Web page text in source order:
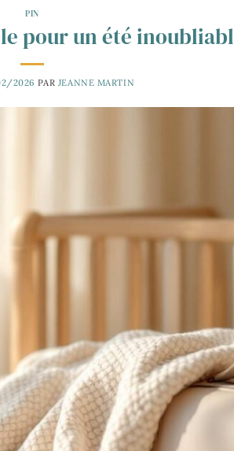
PIN
pour un été
2026 PAR JEANNE MARTIN